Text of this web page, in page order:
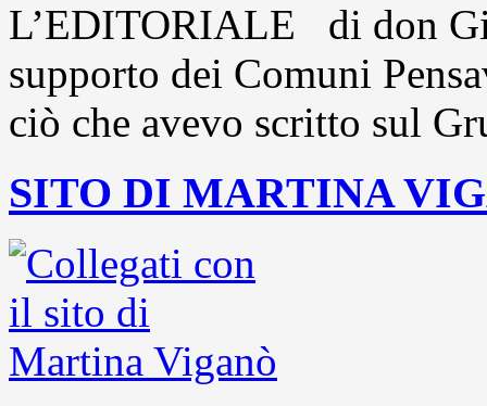
L’EDITORIALE di don
supporto dei Comuni
ciò che avevo scritto sul
SITO DI MARTINA